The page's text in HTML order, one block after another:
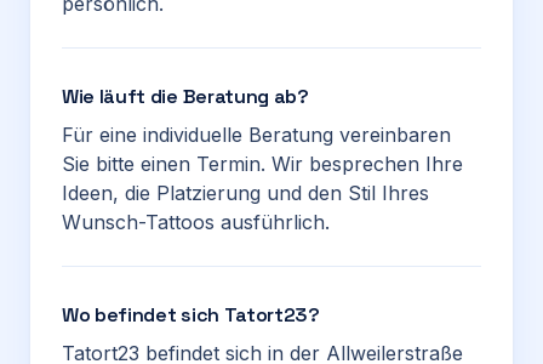
Wie läuft die Beratung ab?
Für eine individuelle Beratung vereinbaren
Sie bitte einen Termin. Wir besprechen Ihre
Ideen, die Platzierung und den Stil Ihres
Wunsch-Tattoos ausführlich.
Wo befindet sich Tatort23?
Tatort23 befindet sich in der Allweilerstraße